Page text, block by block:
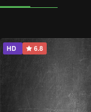
HD 6.8